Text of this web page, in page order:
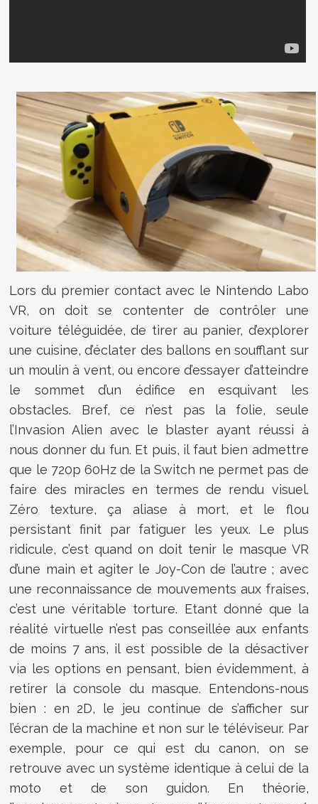
Lors du premier contact avec le Nintendo Labo
VR, on doit se contenter de contrôler une
voiture téléguidée, de tirer au panier, d’explorer
une cuisine, d’éclater des ballons en soufflant sur
un moulin à vent, ou encore d’essayer d’atteindre
le sommet d’un édifice en esquivant les
obstacles. Bref, ce n’est pas la folie, seule
l’Invasion Alien avec le blaster ayant réussi à
nous donner du fun. Et puis, il faut bien admettre
que le 720p 60Hz de la Switch ne permet pas de
faire des miracles en termes de rendu visuel.
Zéro texture, ça aliase à mort, et le flou
persistant finit par fatiguer les yeux. Le plus
ridicule, c’est quand on doit tenir le masque VR
d’une main et agiter le Joy-Con de l’autre ; avec
une reconnaissance de mouvements aux fraises,
c’est une véritable torture. Etant donné que la
réalité virtuelle n’est pas conseillée aux enfants
de moins 7 ans, il est possible de la désactiver
via les options en pensant, bien évidemment, à
retirer la console du masque. Entendons-nous
bien : en 2D, le jeu continue de s’afficher sur
l’écran de la machine et non sur le téléviseur. Par
exemple, pour ce qui est du canon, on se
retrouve avec un système identique à celui de la
moto et de son guidon. En théorie,